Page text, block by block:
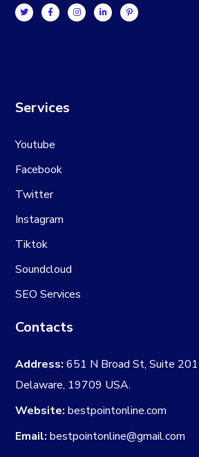
Services
Youtube
Facebook
Twitter
Instagram
Tiktok
Soundcloud
SEO Services
Contacts
Address: 651 N Broad St, Suite
Delaware, 19709 USA.
Website: bestpointonline.com
Email: bestpointonline@gmail.com